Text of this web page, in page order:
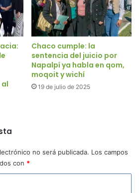
Chaco cumple: la
sentencia del juicio por
Napalpí ya habla en qom,
moqoit y wichí
19 de julio de 2025
no será publicada. Los campos
con *